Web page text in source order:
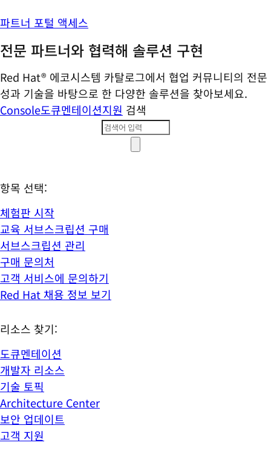
파트너 포털 액세스
전문 파트너와 협력해 솔루션 구현
Red Hat® 에코시스템 카탈로그에서 협업 커뮤니티의 전문
성과 기술을 바탕으로 한 다양한 솔루션을 찾아보세요.
Console도큐멘테이션지원 검색
항목 선택:
체험판 시작
교육 서브스크립션 구매
서브스크립션 관리
구매 문의처
고객 서비스에 문의하기
Red Hat 채용 정보 보기
리소스 찾기:
도큐멘테이션
개발자 리소스
기술 토픽
Architecture Center
보안 업데이트
고객 지원